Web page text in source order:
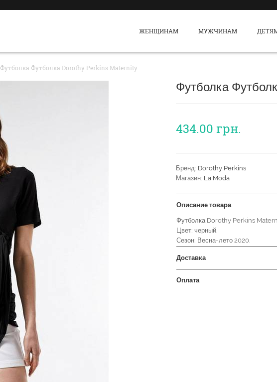
ЖЕНЩИНАМ МУЖЧИНАМ
Футболка Футболка Dorothy Perkins Maternity
Футболка
434.00 грн.
Бренд: Dorothy Perkins
Магазин: La Moda
Описание товара
Футболка Dorothy Perkins
Цвет: черный.
Сезон: Весна-лето 2020.
Доставка
Оплата